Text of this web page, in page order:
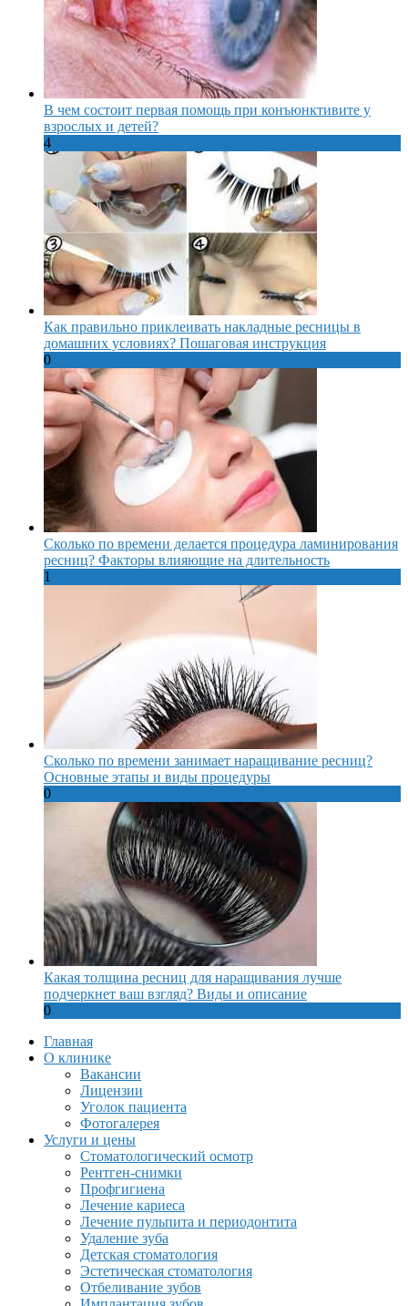
В чем состоит первая помощь при конъюнктивите у
взрослых и детей?
4
Как правильно приклеивать накладные ресницы в
домашних условиях? Пошаговая инструкция
0
Сколько по времени делается процедура ламинирования
ресниц? Факторы влияющие на длительность
1
Сколько по времени занимает наращивание ресниц?
Основные этапы и виды процедуры
0
Какая толщина ресниц для наращивания лучше
подчеркнет ваш взгляд? Виды и описание
0
Главная
О клинике
Вакансии
Лицензии
Уголок пациента
Фотогалерея
Услуги и цены
Стоматологический осмотр
Рентген-снимки
Профгигиена
Лечение кариеса
Лечение пульпита и периодонтита
Удаление зуба
Детская стоматология
Эстетическая стоматология
Отбеливание зубов